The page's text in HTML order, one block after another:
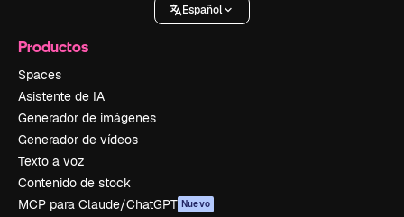
Español
Productos
Spaces
Asistente de IA
Generador de imágenes
Generador de vídeos
Texto a voz
Contenido de stock
MCP para Claude/ChatGPT Nuevo